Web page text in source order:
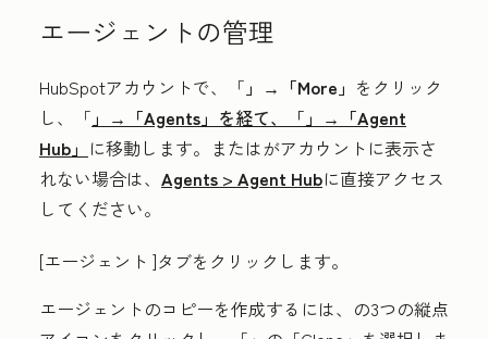
エージェントの管理
HubSpotアカウントで、「 」→「More」 をクリック
し、「 」→「Agents」 を経て、「 」→「Agent
Hub」 に移動します。 またはがアカウントに表示さ
れない場合は、 Agents > Agent Hubに直接アクセス
してください。
[エージェント ]タブをクリックします。
エージェントのコピーを作成するには、 の3つの縦点